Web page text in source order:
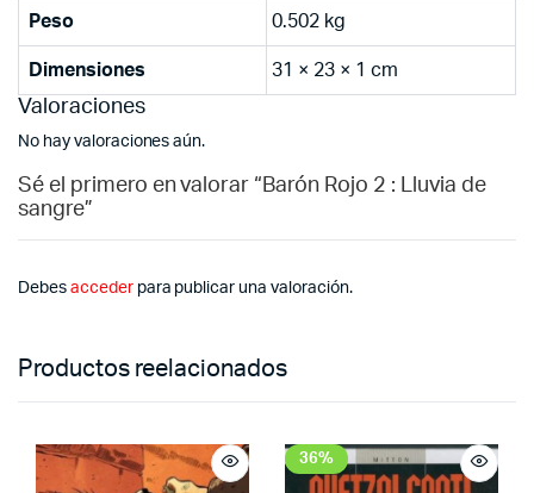
Peso 0.502 kg
Dimensiones 31 × 23 × 1 cm
Valoraciones
No hay valoraciones aún.
Sé el primero en valorar “Barón Rojo 2 : Lluvia de
sangre”
Debes accederpara publicar una valoración.
Productos reelacionados
36%